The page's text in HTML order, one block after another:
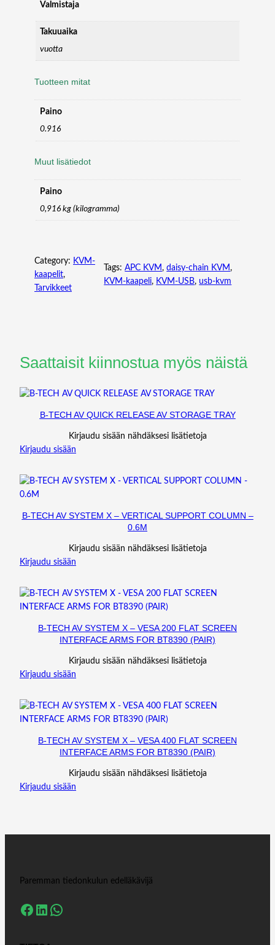
Valmistaja
Takuuaika
vuotta
Tuotteen mitat
Paino
0.916
Muut lisätiedot
Paino
0,916 kg (kilogramma)
Category: KVM-
kaapelit
Tarvikkeet
Tags:APC KVM, daisy-chain KVM
KVM-kaapeli, KVM-USB, usb-kvm
Saattaisit kiinnostua myös näistä
B-TECH AV QUICK RELEASE AV STORAGE TRAY
Kirjaudu sisään nähdäksesi lisätietoja
Kirjaudu sisään
B-TECH AV SYSTEM X – VERTICAL SUPPORT COLUMN –
0.6M
Kirjaudu sisään nähdäksesi lisätietoja
Kirjaudu sisään
B-TECH AV SYSTEM X – VESA 200 FLAT SCREEN
INTERFACE ARMS FOR BT8390 (PAIR)
Kirjaudu sisään nähdäksesi lisätietoja
Kirjaudu sisään
B-TECH AV SYSTEM X – VESA 400 FLAT SCREEN
INTERFACE ARMS FOR BT8390 (PAIR)
Kirjaudu sisään nähdäksesi lisätietoja
Kirjaudu sisään
Paremman tiedonkulun edelläkävijä
Facebook LinkedIn WhatsApp